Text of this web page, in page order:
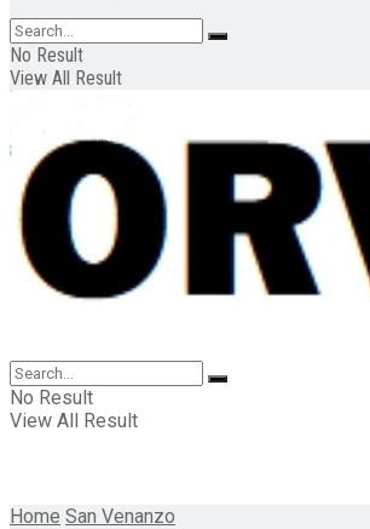
No Result
View All Result
No Result
View All Result
Home San Venanzo